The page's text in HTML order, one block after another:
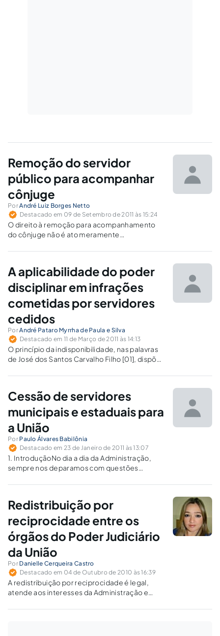
Remoção do servidor
público para acompanhar
cônjuge
PorAndré Luiz Borges Netto
Destacado em 09 de Setembro de 2011 às 15:24
O direito à remoção para acompanhamento
do cônjuge não é ato meramente
cogente, constituindo-se em verdadeiro e
A aplicabilidade do poder
disciplinar em infrações
cometidas por servidores
cedidos
PorAndré Pataro Myrrha de Paula e Silva
Destacado em 11 de Março de 2011 às 14:13
O princípio da indisponibilidade, nas palavras
de José dos Santos Carvalho Filho [01], dispõe
pertencem à Administração nem a seus
conservá-los e por eles velar em prol da
coletividade,…
Cessão de servidores
municipais e estaduais para
a União
Por Paulo Álvares Babilônia
Destacado em 23 de Janeiro de 2011 às 13:07
1. IntroduçãoNo dia a dia da Administração,
sempre nos deparamos com questões
entes da federação para a União. A Lei nº
servidores da União, além de...
Redistribuição por
reciprocidade entre os
órgãos do Poder Judiciário
da União
Por Danielle Cerqueira Castro
Destacado em 04 de Outubro de 2010 às 16:39
A redistribuição por reciprocidade é legal,
atende aos interesses da Administração e